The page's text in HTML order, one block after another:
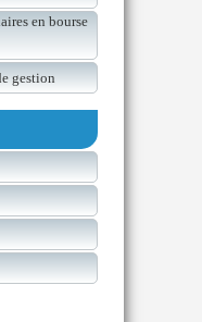
en bourse
gestion